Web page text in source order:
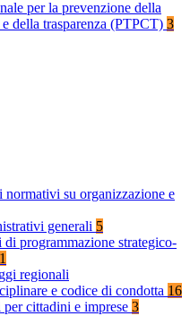
per la prevenzione della
della trasparenza (PTPCT) 3
normativi su organizzazione e
generali 5
programmazione strategico-
1
regionali
e codice di condotta 16
cittadini e imprese 3